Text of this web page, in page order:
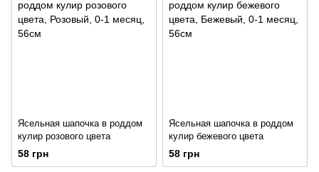
Ясельная шапочка в роддом
кулир розового цвета
58 грн
Ясельная шапочка в роддом
кулир бежевого цвета
58 грн